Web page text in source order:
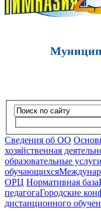
Сведения об ОО
хозяйственная
образовательные услуги
обучающихся
ОРЦ Нормативная база
педагогаГородские
дистанционного